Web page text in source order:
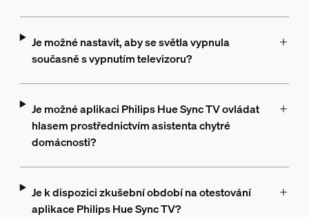
Je možné nastavit, aby se světla vypnula
současně s vypnutím televizoru?
Je možné aplikaci Philips Hue Sync TV ovládat
hlasem prostřednictvím asistenta chytré
domácnosti?
Je k dispozici zkušební období na otestování
aplikace Philips Hue Sync TV?